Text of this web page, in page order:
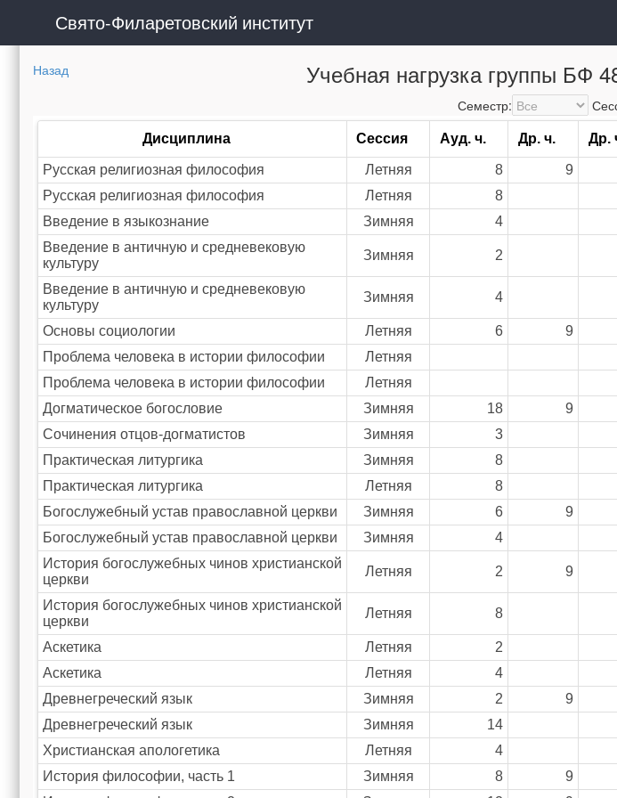
Свято-Филаретовский институт
Назад Учебная нагрузка группы БФ
Семестр:
Дисциплина Сессия Ауд. ч. Др. ч. Др.
Русская религиозная философия Летняя 8 9
Русская религиозная философия
Летняя 8
Введение в языкознание
Зимняя 4
Введение в античную и средневековую
культуру
Зимняя 2
Введение в античную и средневековую
культуру
Зимняя 4
Основы социологии Летняя 6 9
Проблема человека в истории философии
Летняя
Проблема человека в истории философии
Летняя
Догматическое богословие
Зимняя 18 9
Сочинения отцов-догматистов
Зимняя 3
Практическая литургика
Зимняя 8
Практическая литургика
Летняя 8
Богослужебный устав православной церкви
Зимняя 6 9
Богослужебный устав православной церкви
Зимняя 4
История богослужебных чинов христианской
церкви
Летняя 2 9
История богослужебных чинов христианской
церкви
Летняя 8
Аскетика Летняя 2
Аскетика
Летняя 4
Древнегреческий язык
Зимняя 2 9
Древнегреческий язык
Зимняя 14
Христианская апологетика
Летняя 4
История философии, часть 1
Зимняя 8 9